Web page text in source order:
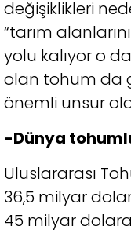
değişiklikleri
“tarım
yolu kalıyor o
olan tohum da
önemli unsur
-Dünya
Uluslararası
36,5 milyar
45 milyar dolara